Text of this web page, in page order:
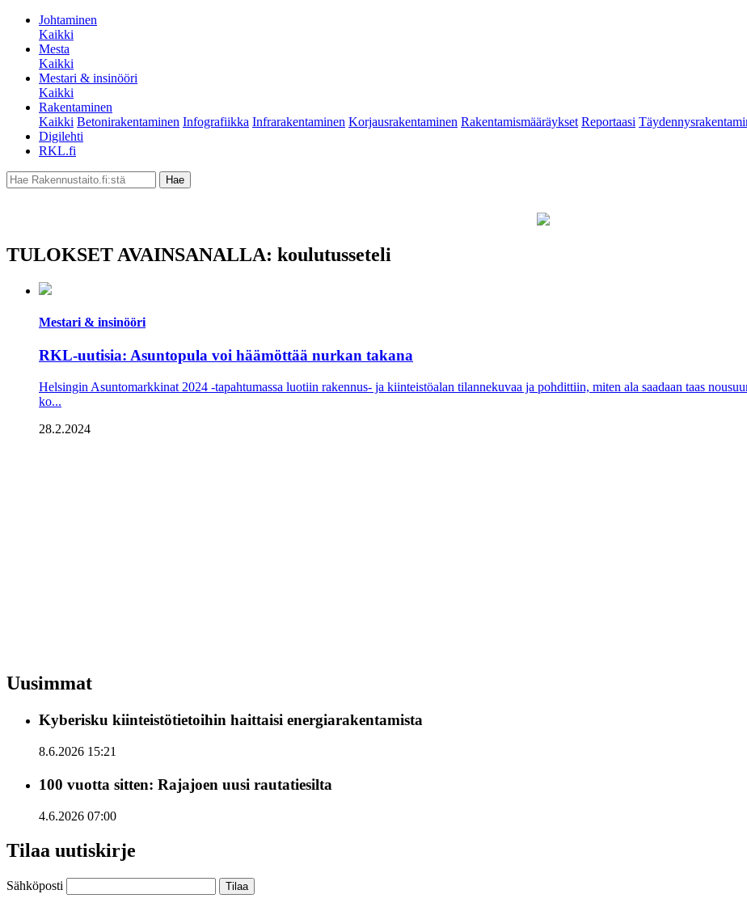
Johtaminen
Kaikki
Mesta
Kaikki
Mestari & insinööri
Kaikki
Rakentaminen
Kaikki Betonirakentaminen Infografiikka Infrarakentaminen Korjausrakentaminen Rakentamismääräykset Reportaasi
Digilehti
RKL.fi
TULOKSET AVAINSANALLA: koulutusseteli
Mestari & insinööri
RKL-uutisia: Asuntopula voi häämöttää nurkan takana
Helsingin Asuntomarkkinat 2024 -tapahtumassa luotiin rakennus- ja kiinteistöalan tilannekuvaa ja pohdittiin, miten ala saadaan taas
ko...
28.2.2024
Uusimmat
Kyberisku kiinteistötietoihin haittaisi energiarakentamista
8.6.2026 15:21
100 vuotta sitten: Rajajoen uusi rautatiesilta
4.6.2026 07:00
Tilaa uutiskirje
Sähköposti